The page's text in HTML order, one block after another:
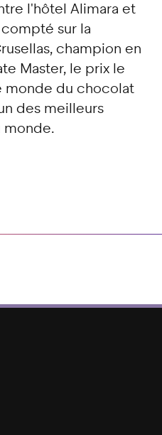
l'hôtel Alimara et
compté sur la
champion en
Master, le prix le
monde du chocolat
des meilleurs
monde.